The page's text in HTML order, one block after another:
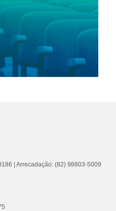
| Arrecadação: (82) 98803-5009